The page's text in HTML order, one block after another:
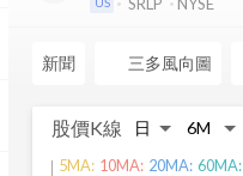
新聞 三多風向圖
股價K線
5MA: 10MA: 20MA: 60MA: